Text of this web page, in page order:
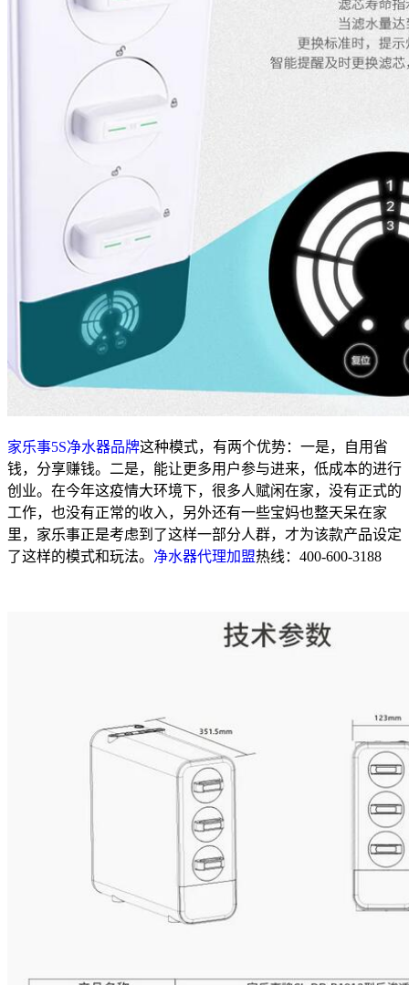
家乐事5S净水器品牌这种模式，有两个优势：一是，自用省
钱，分享赚钱。二是，能让更多用户参与进来，低成本的进行
创业。在今年这疫情大环境下，很多人赋闲在家，没有正式的
工作，也没有正常的收入，另外还有一些宝妈也整天呆在家
里，家乐事正是考虑到了这样一部分人群，才为该款产品设定
了这样的模式和玩法。 净水器代理加盟热线：400-600-3188